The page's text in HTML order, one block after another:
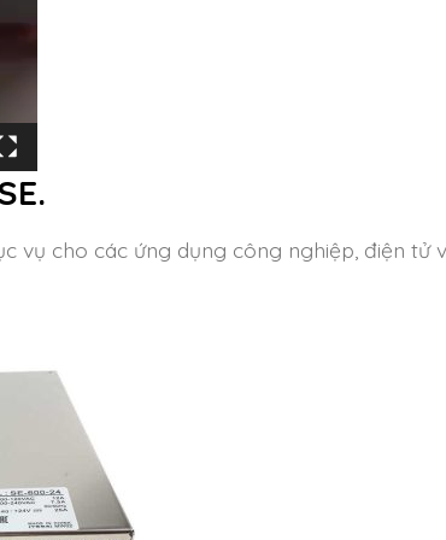
vụ cho các ứng dụng công nghiệp, điện tử